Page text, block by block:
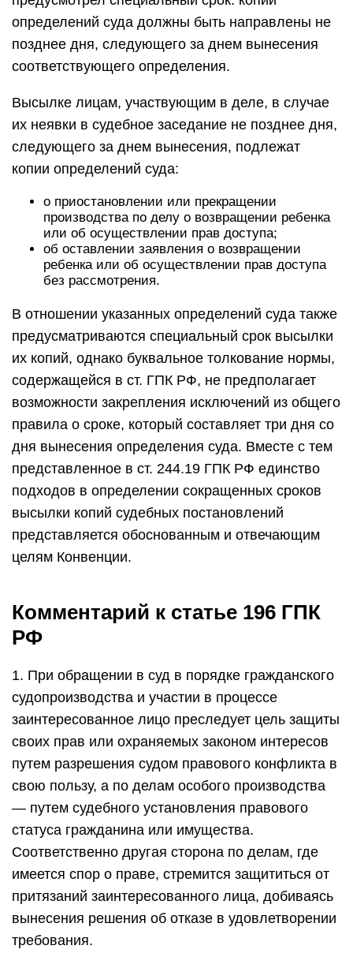
определений суда должны быть направлены не
позднее дня, следующего за днем вынесения
соответствующего определения.
Высылке лицам, участвующим в деле, в случае
их неявки в судебное заседание не позднее дня,
следующего за днем вынесения, подлежат
копии определений суда:
о приостановлении или прекращении
производства по делу о возвращении ребенка
или об осуществлении прав доступа;
об оставлении заявления о возвращении
ребенка или об осуществлении прав доступа
без рассмотрения.
В отношении указанных определений суда также
предусматриваются специальный срок высылки
их копий, однако буквальное толкование нормы,
содержащейся в ст. ГПК РФ, не предполагает
возможности закрепления исключений из общего
правила о сроке, который составляет три дня со
дня вынесения определения суда. Вместе с тем
представленное в ст. 244.19 ГПК РФ единство
подходов в определении сокращенных сроков
высылки копий судебных постановлений
представляется обоснованным и отвечающим
целям Конвенции.
Комментарий к статье 196 ГПК
РФ
1. При обращении в суд в порядке гражданского
судопроизводства и участии в процессе
заинтересованное лицо преследует цель защиты
своих прав или охраняемых законом интересов
путем разрешения судом правового конфликта в
свою пользу, а по делам особого производства
— путем судебного установления правового
статуса гражданина или имущества.
Соответственно другая сторона по делам, где
имеется спор о праве, стремится защититься от
притязаний заинтересованного лица, добиваясь
вынесения решения об отказе в удовлетворении
требования.